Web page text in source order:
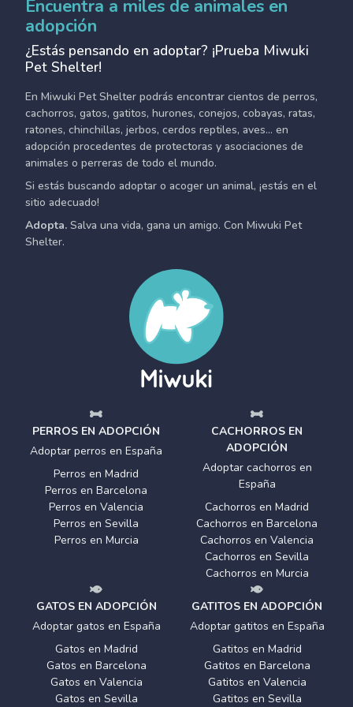
Encuentra a miles de animales en
adopción
¿Estás pensando en adoptar? ¡Prueba Miwuki
Pet Shelter!
En Miwuki Pet Shelter podrás encontrar cientos de perros,
cachorros, gatos, gatitos, hurones, conejos, cobayas, ratas,
ratones, chinchillas, jerbos, cerdos reptiles, aves... en
adopción procedentes de protectoras y asociaciones de
animales o perreras de todo el mundo.
Si estás buscando adoptar o acoger un animal, ¡estás en el
sitio adecuado!
Adopta. Salva una vida, gana un amigo. Con Miwuki Pet
Shelter.
PERROS EN ADOPCIÓN
Adoptar perros en España
Perros en Madrid
Perros en Barcelona
Perros en Valencia
Perros en Sevilla
Perros en Murcia
CACHORROS EN
ADOPCIÓN
Adoptar cachorros en
España
Cachorros en Madrid
Cachorros en Barcelona
Cachorros en Valencia
Cachorros en Sevilla
Cachorros en Murcia
GATOS EN ADOPCIÓN
Adoptar gatos en España
Gatos en Madrid
Gatos en Barcelona
Gatos en Valencia
Gatos en Sevilla
GATITOS EN ADOPCIÓN
Adoptar gatitos en España
Gatitos en Madrid
Gatitos en Barcelona
Gatitos en Valencia
Gatitos en Sevilla